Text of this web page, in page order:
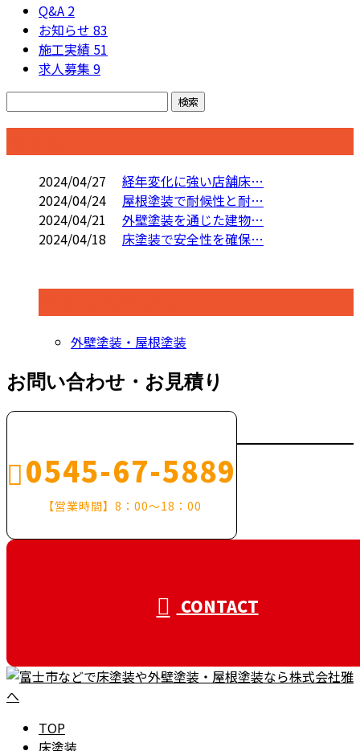
Q&A 2
お知らせ 83
施工実績 51
求人募集 9
2024/04/27
経年変化に強い店舗床…
2024/04/24
屋根塗装で耐候性と耐…
2024/04/21
外壁塗装を通じた建物…
2024/04/18
床塗装で安全性を確保…
外壁塗装・屋根塗装
お問い合わせ・お見積り
0545-67-5889
【営業時間】8：00～18：00
CONTACT
TOP
床塗装